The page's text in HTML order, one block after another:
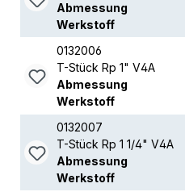
Abmessung
Werkstoff
0132006
T-Stück Rp 1" V4A
Abmessung
Werkstoff
0132007
T-Stück Rp 1 1/4" V4A
Abmessung
Werkstoff